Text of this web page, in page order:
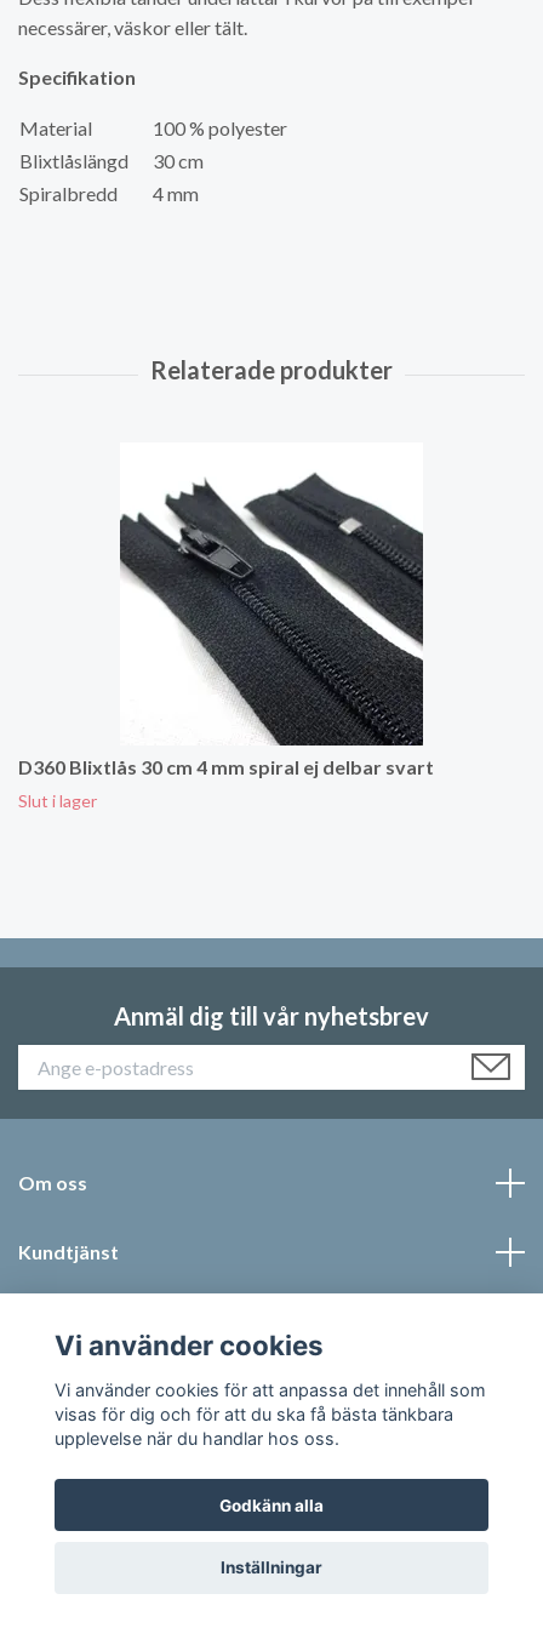
necessärer, väskor eller tält.
Specifikation
Material
100 % polyester
Blixtlåslängd
30 cm
Spiralbredd
4 mm
D360 Blixtlås 30 cm 4 mm spiral ej delbar svart
Slut i lager
Anmäl dig till vår nyhetsbrev
Om oss
Kundtjänst
Sociala medier
© 2026 Jonic Textil AB
Vi använder cookies
Vi använder cookies för att anpassa det innehåll som
visas för dig och för att du ska få bästa tänkbara
upplevelse när du handlar hos oss.
Godkänn alla
Inställningar